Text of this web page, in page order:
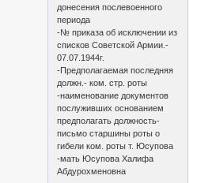
донесения послевоенного
периода
-№ приказа об исключении из
списков Советской Армии.-
07.07.1944г.
-Предполагаемая последняя
должн.- ком. стр. роты
-наименование документов
послуживших основанием
предполагать должность-
письмо старшины роты о
гибели ком. роты т. Юсупова
-мать Юсупова Халифа
Абдурохменовна